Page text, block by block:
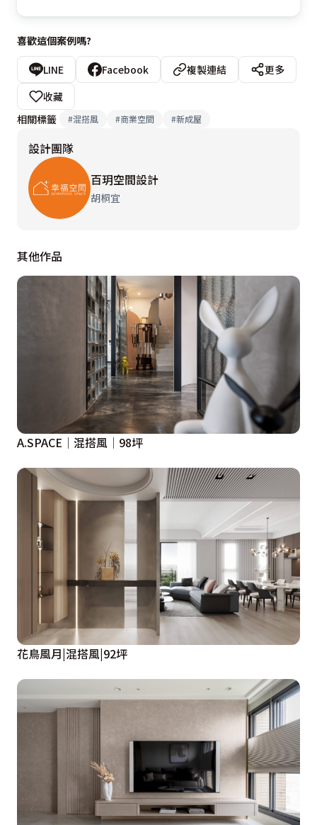
喜歡這個案例嗎?
LINE Facebook 複製連結
更多
收藏
相關標籤
#混搭風 #商業空間 #新成屋
設計團隊
百玥空間設計
胡桐宜
其他作品
A.SPACE│混搭風│98坪
花鳥風月|混搭風|92坪